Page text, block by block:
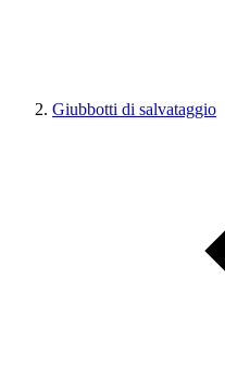
Giubbotti di salvataggio